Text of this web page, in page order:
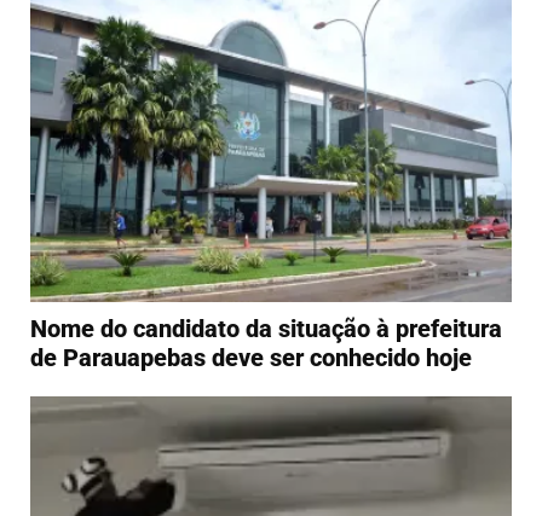
Nome do candidato da situação à prefeitura
de Parauapebas deve ser conhecido hoje